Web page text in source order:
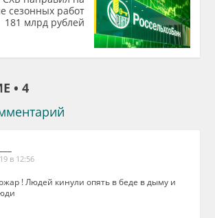
сезонных работ
181 млрд рублей
• 4
в 12:56
! Людей кинули опять в беде в дыму и